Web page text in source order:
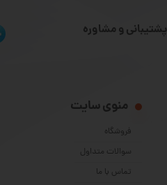
منوی سایت
فروشگاه
سوالات متداول
تماس با ما
پشتیبانی و مشاوره